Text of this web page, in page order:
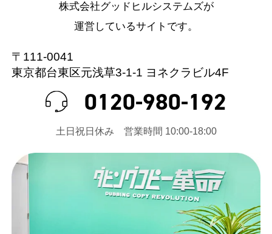
株式会社グッドヒルシステムズが
運営しているサイトです。
〒111-0041
東京都台東区元浅草3-1-1 ヨネクラビル4F
0120-980-192
⼟⽇祝⽇休み 営業時間 10:00-18:00